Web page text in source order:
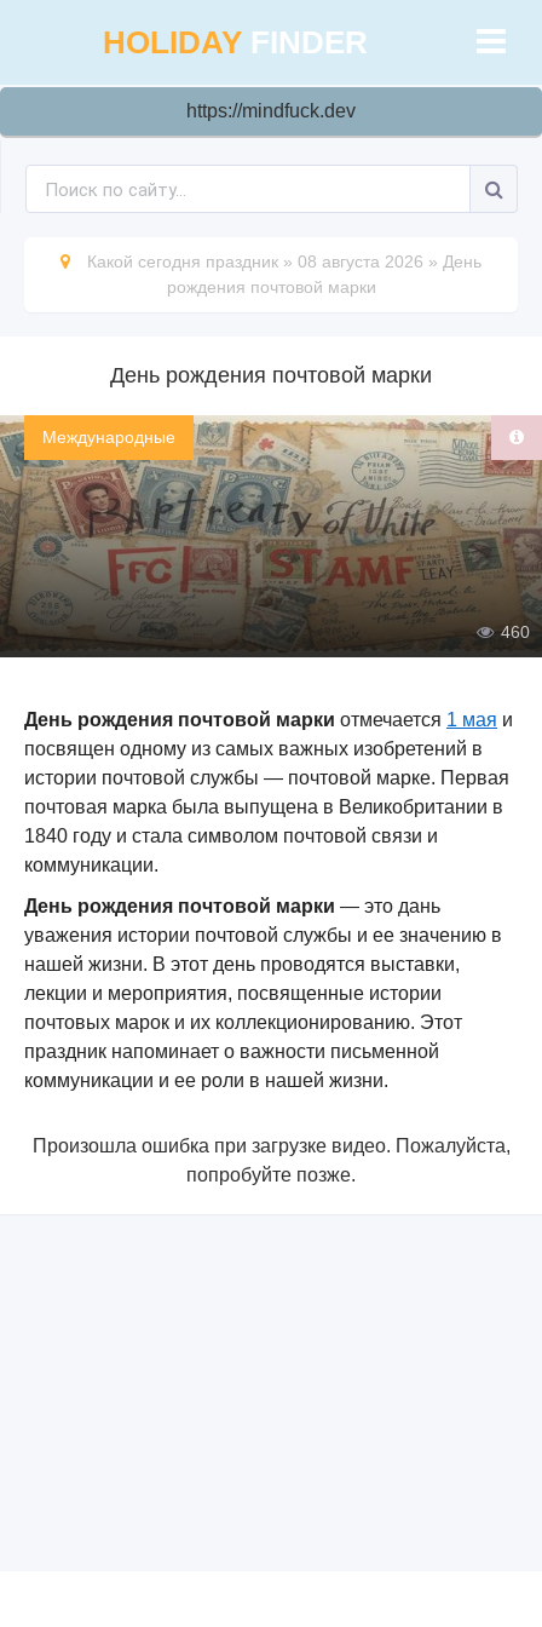
HOLIDAY FINDER
https://mindfuck.dev
Какой сегодня праздник » 08 августа 2026 » День
рождения почтовой марки
День рождения почтовой марки
Международные
460
День рождения почтовой марки отмечается 1 мая и
посвящен одному из самых важных изобретений в
истории почтовой службы — почтовой марке. Первая
почтовая марка была выпущена в Великобритании в
1840 году и стала символом почтовой связи и
коммуникации.
День рождения почтовой марки — это дань
уважения истории почтовой службы и ее значению в
нашей жизни. В этот день проводятся выставки,
лекции и мероприятия, посвященные истории
почтовых марок и их коллекционированию. Этот
праздник напоминает о важности письменной
коммуникации и ее роли в нашей жизни.
Произошла ошибка при загрузке видео. Пожалуйста,
попробуйте позже.